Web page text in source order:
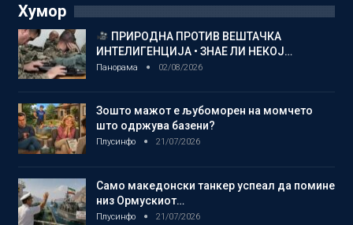
Хумор
ПРИРОДНА ПРОТИВ ВЕШТАЧКА
ИНТЕЛИГЕНЦИЈА • ЗНАЕ ЛИ НЕКОЈ…
Панорама 02/08/2026
Зошто мажот е љубоморен на момчето
што одржува базени?
Плусинфо 21/07/2026
Само македонски танкер успеал да помине
низ Ормускиот…
Плусинфо 21/07/2026